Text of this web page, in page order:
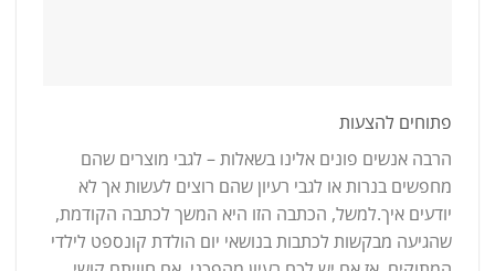
פתוחים להצעות
הרבה אנשים פונים אלינו בשאלות – לגבי מוצרים שהם
מחפשים בנרות או לגבי רעיון שהם רוצים לעשות אך לא
יודעים איך.למשל, הכתבה הזו היא המשך לכתבה הקודמת,
שהגיעה מבקשות לכתבות בנושאי יום הולדת קונספט לילדי